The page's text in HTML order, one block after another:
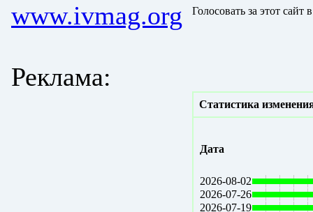
www.ivmag.org
Реклама:
Голосовать за этот сайт
Статистика
Дата
2026-08-02
2026-07-26
2026-07-19